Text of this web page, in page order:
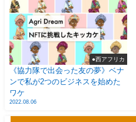
●西アフリカ
《協力隊で出会った友の夢》ベナ
ンで私が2つのビジネスを始めた
ワケ
2022.08.06